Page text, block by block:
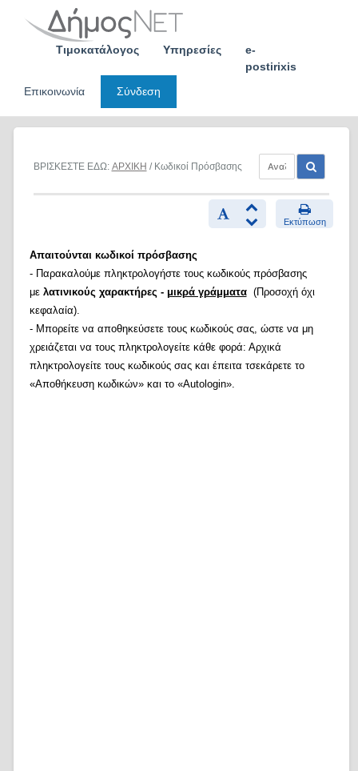
Τιμοκατάλογος Υπηρεσίες
e-
postirixis
Επικοινωνία
Σύνδεση
ΒΡΙΣΚΕΣΤΕ ΕΔΩ: ΑΡΧΙΚΗ / Κωδικοί Πρόσβασης
Εκτύπωση
Απαιτούνται κωδικοί πρόσβασης
- Παρακαλούμε πληκτρολογήστε τους κωδικούς πρόσβασης
με λατινικούς χαρακτήρες - μικρά γράμματα(Προσοχή όχι
κεφαλαία).
- Μπορείτε να αποθηκεύσετε τους κωδικούς σας, ώστε να μη
χρειάζεται να τους πληκτρολογείτε κάθε φορά: Αρχικά
πληκτρολογείτε τους κωδικούς σας και έπειτα τσεκάρετε το
«Αποθήκευση κωδικών» και το «Autologin».